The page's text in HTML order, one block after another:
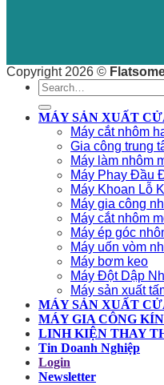
Copyright 2026 ©
Search
for:
MÁY SẢN XUẤT
Máy cắt nhôm
Gia công trung
Máy làm nhôm
Máy Phay Đầu
Máy Khoan Lỗ
Máy gia công
Máy cắt nhôm
Máy ép góc
Máy uốn vòm
Máy bơm keo
Máy Đột Dập
Máy sản xuất
MÁY SẢN XUẤT
MÁY GIA CÔNG
LINH KIỆN THAY
Tin Doanh Nghiệp
Login
Newsletter